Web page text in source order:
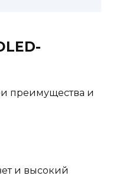
преимущества и
и высокий